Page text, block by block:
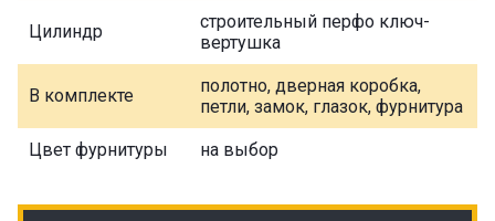
Цилиндр
строительный перфо ключ-
вертушка
В комплекте
полотно, дверная коробка,
петли, замок, глазок, фурнитура
Цвет фурнитуры на выбор